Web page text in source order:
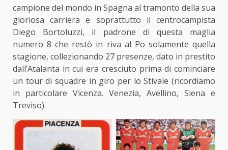
campione del mondo in Spagna al tramonto della sua
gloriosa carriera e soprattutto il centrocampista
Diego Bortoluzzi, il padrone di questa maglia
numero 8 che restò in riva al Po solamente quella
stagione, collezionando 27 presenze, dato in prestito
dall’Atalanta in cui era cresciuto prima di cominciare
un tour di squadre in giro per lo Stivale (ricordiamo
in particolare Vicenza. Venezia, Avellino, Siena e
Treviso).